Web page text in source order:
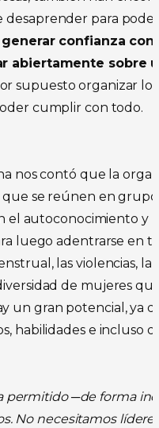
desaprender para
confianza con
abiertamente sobre
supuesto organizar
cumplir con todo.
nos contó que la
se reúnen en
el autoconocimiento y
luego adentrarse en
las violencias,
de mujeres
un gran potencial, ya
habilidades e incluso
permitido ─de forma
No necesitamos